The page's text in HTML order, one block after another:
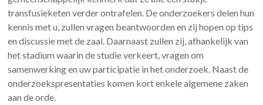
transfusieketen verder ontrafelen. De onderzoekers delen hun
kennis met u, zullen vragen beantwoorden en zij hopen op tips
en discussie met de zaal. Daarnaast zullen zij, afhankelijk van
het stadium waarin de studie verkeert, vragen om
samenwerking en uw participatie in het onderzoek. Naast de
onderzoekspresentaties komen kort enkele algemene zaken
aan de orde.